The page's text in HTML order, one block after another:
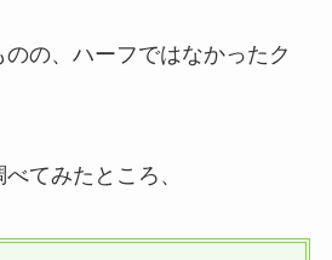
の、ハーフではなかったク
てみたところ、